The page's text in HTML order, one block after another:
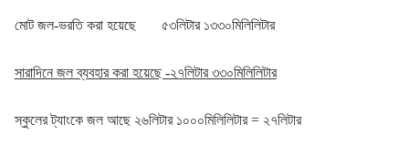
মোট জল-ভরতি করা হয়েছে ৫৩লিটার ১৩৩০মিলিলিটার
সারাদিনে জল ব্যবহার করা হয়েছে -২৭লিটার ৩৩০মিলিলিটার
স্কুলের ট্যাংকে জল আছে ২৬লিটার ১০০০মিলিলিটার = ২৭লিটার